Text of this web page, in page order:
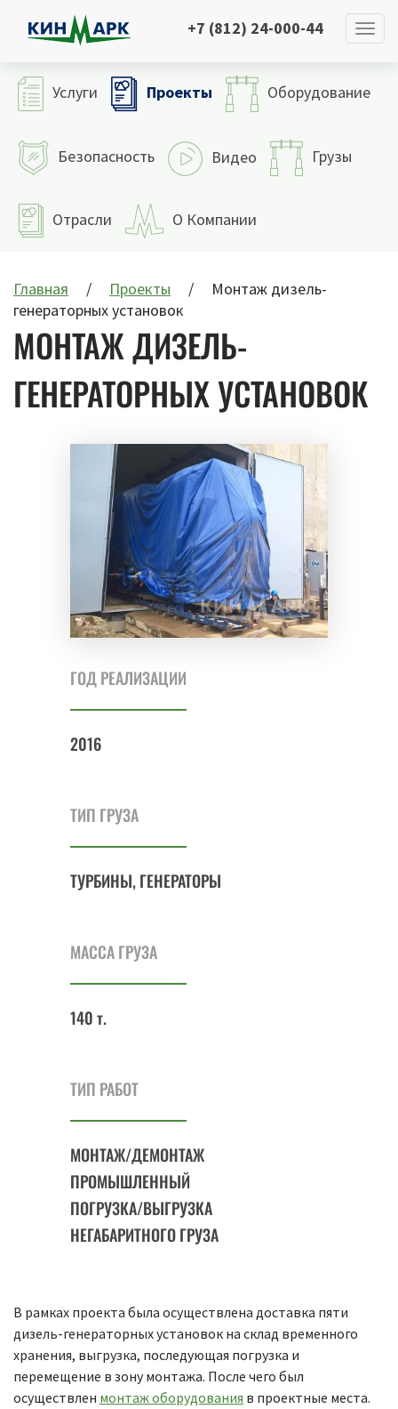
+7 (812) 24-000-44
Услуги Проекты Оборудование
Безопасность Видео Грузы
Отрасли О Компании
Главная Проекты
Монтаж дизель-
генераторных установок
МОНТАЖ ДИЗЕЛЬ-
ГЕНЕРАТОРНЫХ УСТАНОВОК
ГОД РЕАЛИЗАЦИИ
2016
ТИП ГРУЗА
ТУРБИНЫ, ГЕНЕРАТОРЫ
МАССА ГРУЗА
140 т.
ТИП РАБОТ
МОНТАЖ/ДЕМОНТАЖ
ПРОМЫШЛЕННЫЙ
ПОГРУЗКА/ВЫГРУЗКА
НЕГАБАРИТНОГО ГРУЗА
В рамках проекта была осуществлена доставка пяти
дизель-генераторных установок на склад временного
хранения, выгрузка, последующая погрузка и
перемещение в зону монтажа. После чего был
осуществлен монтаж оборудования в проектные места.